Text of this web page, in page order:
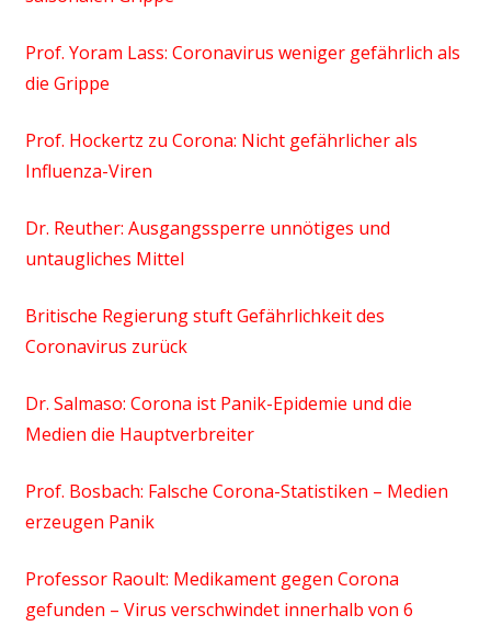
Prof. Yoram Lass: Coronavirus weniger gefährlich als
die Grippe
Prof. Hockertz zu Corona: Nicht gefährlicher als
Influenza-Viren
Dr. Reuther: Ausgangssperre unnötiges und
untaugliches Mittel
Britische Regierung stuft Gefährlichkeit des
Coronavirus zurück
Dr. Salmaso: Corona ist Panik-Epidemie und die
Medien die Hauptverbreiter
Prof. Bosbach: Falsche Corona-Statistiken – Medien
erzeugen Panik
Professor Raoult: Medikament gegen Corona
gefunden – Virus verschwindet innerhalb von 6